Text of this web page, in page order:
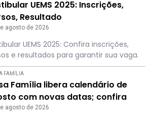
UEMS 2025: Inscrições,
Resultado
agosto de 2026
UEMS 2025: Confira inscrições,
e resultados para garantir sua vaga.
FAMÍLIA
Família libera calendário de
com novas datas; confira
não perder o dia
agosto de 2026